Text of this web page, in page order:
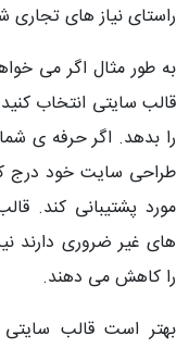
راستای نیاز های تجاری
به طور مثال اگر می
قالب سایتی انتخاب
را بدهد. اگر حرفه ی
طراحی سایت خود درج
مورد پشتیبانی کند.
های غیر ضروری دارند
را کاهش می دهند.
بهتر است قالب سایتی